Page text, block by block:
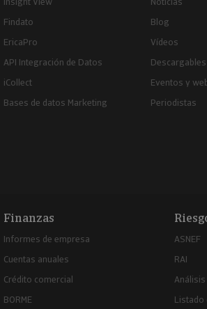
Findato
EricaPro
API Integración de Datos
iCollect
Bases de datos Marketing
Blog
Vídeos
Descargables
Eventos y
Periodistas
Finanzas
Informes de empresa
Cuentas anuales
Crédito comercial
BORME
ASNEF
RAI
Listado